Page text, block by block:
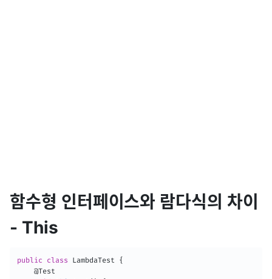
함수형 인터페이스와 람다식의 차이
- This
public class LambdaTest
{
@Test